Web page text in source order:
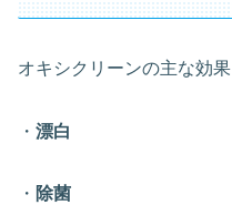
オキシクリーンの主な効
・ 漂白
・ 除菌